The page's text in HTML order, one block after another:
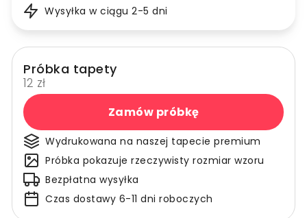
Wysyłka w ciągu 2-5 dni
Próbka tapety
12 zł
Zamów próbkę
Wydrukowana na naszej tapecie premium
Próbka pokazuje rzeczywisty rozmiar wzoru
Bezpłatna wysyłka
Czas dostawy 6-11 dni roboczych